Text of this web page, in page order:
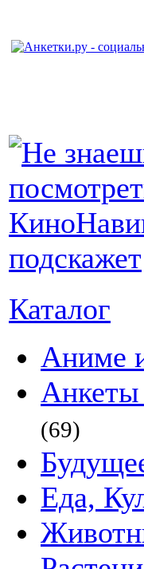
Каталог
Аниме
Анкеты
(69)
Еда,